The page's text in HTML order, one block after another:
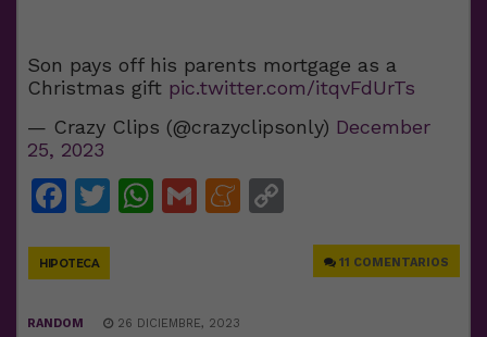
Son pays off his parents mortgage as a
Christmas gift pic.twitter.com/itqvFdUrTs
— Crazy Clips (@crazyclipsonly) December
25, 2023
Facebook
Twitter
WhatsApp
GmailMeneame
HIPOTECA 11 COMENTARIOS
RANDOM 26 DICIEMBRE, 2023